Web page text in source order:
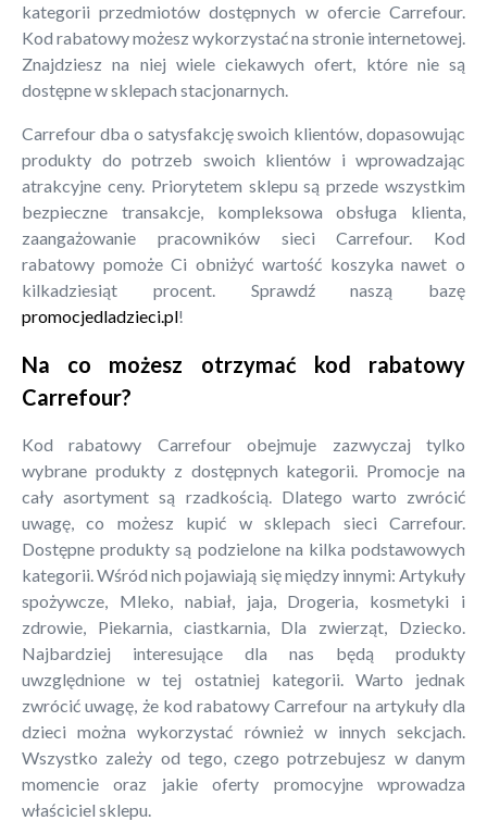
kategorii przedmiotów dostępnych w ofercie Carrefour.
Kod rabatowy możesz wykorzystać na stronie internetowej.
Znajdziesz na niej wiele ciekawych ofert, które nie są
dostępne w sklepach stacjonarnych.
Carrefour dba o satysfakcję swoich klientów, dopasowując
produkty do potrzeb swoich klientów i wprowadzając
atrakcyjne ceny. Priorytetem sklepu są przede wszystkim
bezpieczne transakcje, kompleksowa obsługa klienta,
zaangażowanie pracowników sieci Carrefour. Kod
rabatowy pomoże Ci obniżyć wartość koszyka nawet o
kilkadziesiąt procent. Sprawdź naszą bazę
promocjedladzieci.pl!
Na co możesz otrzymać kod rabatowy
Carrefour?
Kod rabatowy Carrefour obejmuje zazwyczaj tylko
wybrane produkty z dostępnych kategorii. Promocje na
cały asortyment są rzadkością. Dlatego warto zwrócić
uwagę, co możesz kupić w sklepach sieci Carrefour.
Dostępne produkty są podzielone na kilka podstawowych
kategorii. Wśród nich pojawiają się między innymi: Artykuły
spożywcze, Mleko, nabiał, jaja, Drogeria, kosmetyki i
zdrowie, Piekarnia, ciastkarnia, Dla zwierząt, Dziecko.
Najbardziej interesujące dla nas będą produkty
uwzględnione w tej ostatniej kategorii. Warto jednak
zwrócić uwagę, że kod rabatowy Carrefour na artykuły dla
dzieci można wykorzystać również w innych sekcjach.
Wszystko zależy od tego, czego potrzebujesz w danym
momencie oraz jakie oferty promocyjne wprowadza
właściciel sklepu.